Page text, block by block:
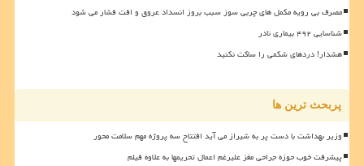
مصرف بی رویه مکمل های چربی سوز سبب بروز انسداد عروق و افت فشار می شود
شناسایی ۴۹۲ بیماری نادر
هشدار! دردهای شکمی را ساکت نکنید
پربحث ترین ها
وزیر بهداشت با دست پر به شیراز می آید افتتاح سه پروژه مهم سلامت محور
پیشرفت خوب حوزه جراحی مغز علیرغم اعمال تحریمها به علاوه فیلم